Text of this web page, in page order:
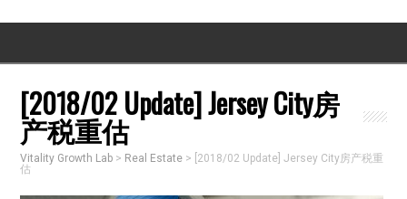
[2018/02 Update] Jersey City房
产税重估
Vitality Growth Lab > Real Estate > [2018/02 Update] Jersey City房产税重
估